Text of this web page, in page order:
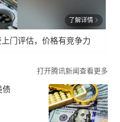
了解详情
门评估，价格有竞争力
打开腾讯新闻查看更多
债